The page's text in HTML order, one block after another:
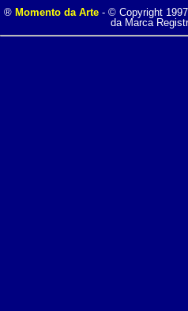
® Momento da Arte- © Copyright
da Marca